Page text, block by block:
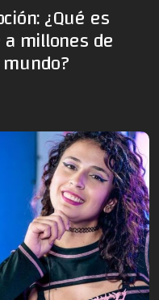
¿Qué es
millones de